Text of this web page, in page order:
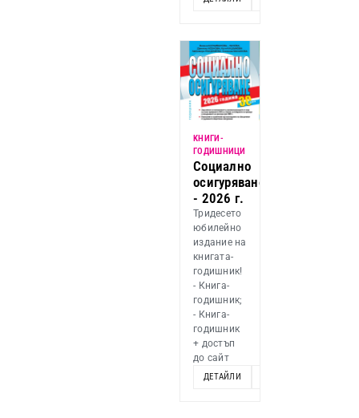
KНИГИ-
ГОДИШНИЦИ
Социално
осигуряване
- 2026 г.
Тридесето
юбилейно
издание на
книгата-
годишник!
- Книга-
годишник;
- Книга-
годишник
+ достъп
до сайт
ДЕТАЙЛИ